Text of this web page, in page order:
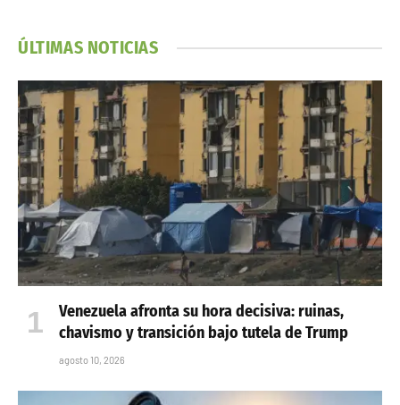
ÚLTIMAS NOTICIAS
Venezuela afronta su hora decisiva: ruinas,
chavismo y transición bajo tutela de Trump
agosto 10, 2026